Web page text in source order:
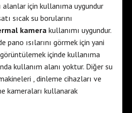
alanlar için kullanıma uygundur
sıcak su borularını
kamera kullanımı uygundur.
pano ısılarını görmek için yani
içinde kullanıma
kullanım alanı yoktur. Diğer su
, dinleme cihazları ve
kameraları kullanarak